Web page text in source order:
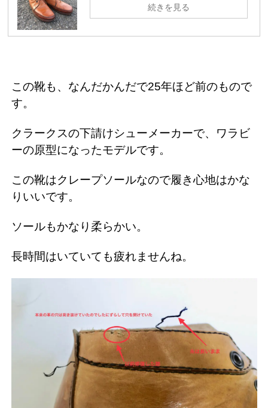
続きを見る
この靴も、なんだかんだで25年ほど前のもので
す。
クラークスの下請けシューメーカーで、ワラビ
ーの原型になったモデルです。
この靴はクレープソールなので履き心地はかな
りいいです。
ソールもかなり柔らかい。
長時間はいていても疲れませんね。